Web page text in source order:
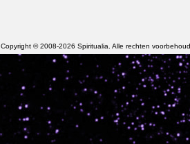
Copyright © 2008-2026 Spiritualia. Alle rechten